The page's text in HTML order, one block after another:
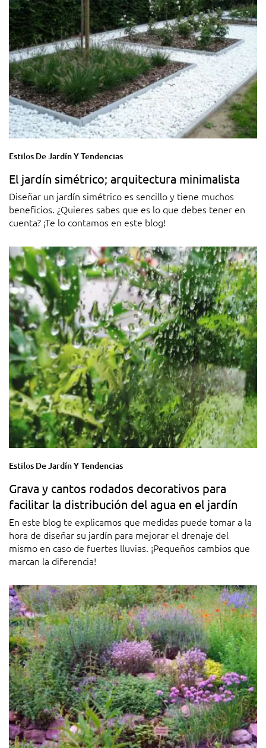
Estilos De Jardín Y Tendencias
El jardín simétrico; arquitectura minimalista
Diseñar un jardín simétrico es sencillo y tiene muchos
beneficios. ¿Quieres sabes que es lo que debes tener en
cuenta? ¡Te lo contamos en este blog!
Estilos De Jardín Y Tendencias
Grava y cantos rodados decorativos para
facilitar la distribución del agua en el jardín
En este blog te explicamos que medidas puede tomar a la
hora de diseñar su jardín para mejorar el drenaje del
mismo en caso de fuertes lluvias. ¡Pequeños cambios que
marcan la diferencia!